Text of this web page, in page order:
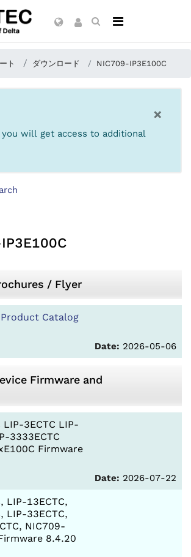
ト ダウンロード NIC709-IP3E100C
×
you will get access to additional
/ Flyer
Product Catalog
Date: 2026-05-06
Firmware and
LIP-3ECTC LIP-
3333ECTC
Firmware
Date: 2026-07-22
LIP-13ECTC,
LIP-33ECTC,
NIC709-
8.4.20